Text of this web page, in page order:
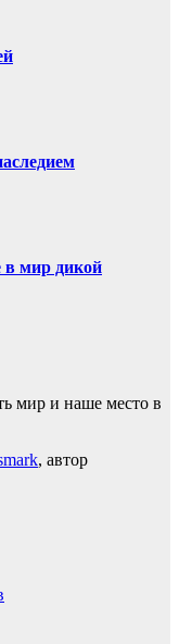
в мир дикой
мир и наше место в
, автор